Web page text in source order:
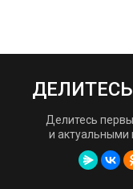
Делитесь
и актуальными